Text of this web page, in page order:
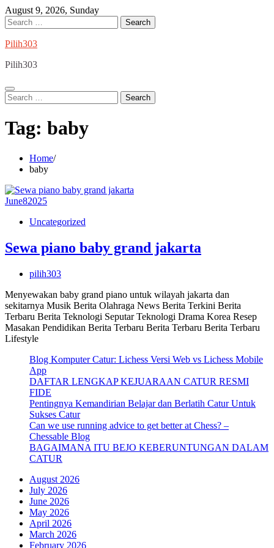
Skip
to
content
August 9, 2026, Sunday
Search
for:
Pilih303
Pilih303
Search
for:
Tag: baby
Home
baby
June82025
Uncategorized
Sewa piano baby grand jakarta
pilih303
Menyewakan baby grand piano untuk wilayah jakarta dan
sekitarnya Musik Berita Olahraga News Berita Terkini Berita
Terbaru Berita Teknologi Seputar Teknologi Drama Korea Resep
Masakan Pendidikan Berita Terbaru Berita Terbaru Berita Terbaru
Lifestyle
Blog Komputer Catur: Lichess Versi Web vs Lichess Mobile
App
DAFTAR LENGKAP KEJUARAAN CATUR RESMI
FIDE
Pentingnya Kemandirian Belajar dan Berlatih Catur Untuk
Sukses Catur
Can we use running advice to get better at Chess? –
Chessable Blog
BAGAIMANA ITU BEJO KEBERUNTUNGAN DALAM
CATUR
August 2026
July 2026
June 2026
May 2026
April 2026
March 2026
February 2026